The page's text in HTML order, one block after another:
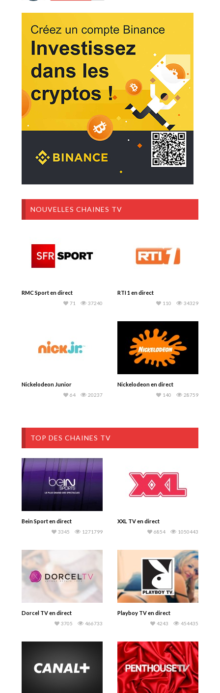
NOUVELLES CHAINES TV
RMC Sport en direct
37240
71
RTI 1 en direct
34329
110
Nickelodeon Junior
20237
64
Nickelodeon en direct
28759
140
TOP DES CHAINES TV
Bein Sport en direct
1271799
3345
XXL TV en direct
1050443
6854
Dorcel TV en direct
466733
3705
Playboy TV en direct
454435
4243